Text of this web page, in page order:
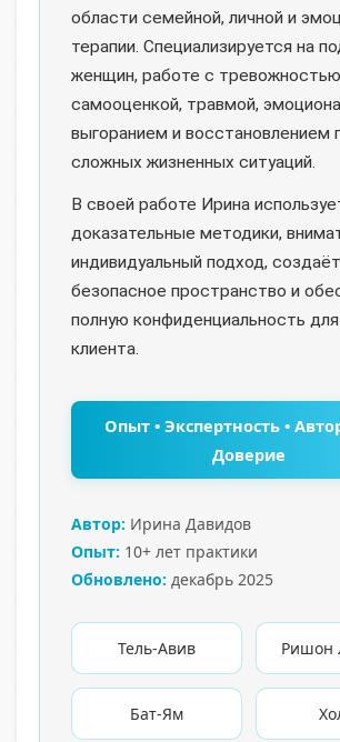
области семейной, личной и
терапии. Специализируется на
женщин, работе с
самооценкой, травмой,
выгоранием и восстановлением
сложных жизненных ситуаций.
В своей работе Ирина
доказательные методики,
индивидуальный подход, создаёт
безопасное пространство и
полную конфиденциальность
клиента.
Опыт • Экспертность •
Доверие
Автор: Ирина Давидов
Опыт: 10+ лет практики
Обновлено: декабрь 2025
Тель-Авив Ришон
Бат-Ям